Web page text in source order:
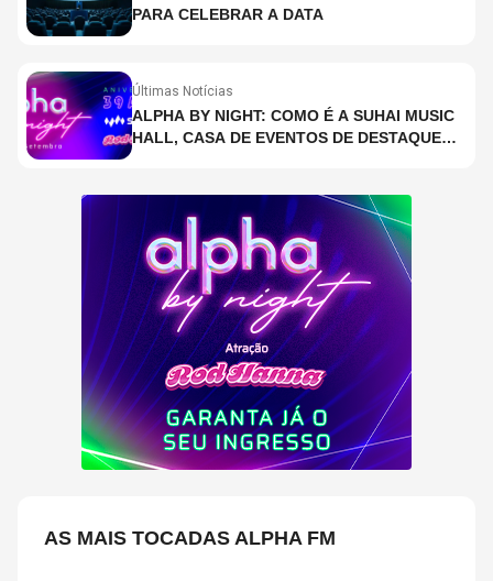
PARA CELEBRAR A DATA
Últimas Notícias
ALPHA BY NIGHT: COMO É A SUHAI MUSIC
HALL, CASA DE EVENTOS DE DESTAQUE
AS MAIS TOCADAS ALPHA FM